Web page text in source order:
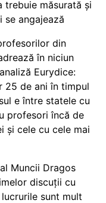
trebuie măsurată și
se angajează
din
în niciun
Eurydice:
25 de ani în timpul
e între statele cu
profesori încă de
și cele cu cele mai
Muncii Dragos
discuții cu
sunt mult